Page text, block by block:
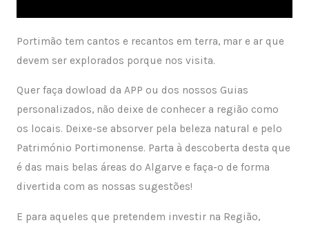
Portimão tem cantos e recantos em terra, mar e ar que
devem ser explorados porque nos visita.
Quer faça dowload da APP ou dos nossos Guias
personalizados, não deixe de conhecer a região como
os locais. Deixe-se absorver pela beleza natural e pelo
Património Portimonense. Parta à descoberta desta que
é das mais belas áreas do Algarve e faça-o de forma
divertida com as nossas sugestões!
E para aqueles que pretendem investir na Região,